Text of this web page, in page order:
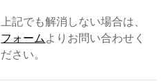
上記でも解消しない場合は、
フォーム よりお問い合わせく
ださい。